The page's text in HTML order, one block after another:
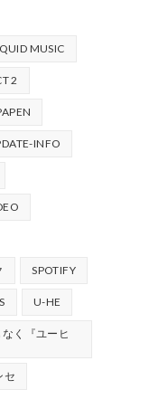
MUSIC
2
INFO
SPOTIFY
U-HE
く『ユーヒ
セ